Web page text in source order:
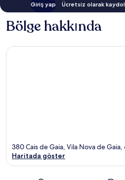
Giriş yap Ücretsiz olarak
Bölge hakkında
380 Cais de Gaia, Vila Nova de
Haritada göster